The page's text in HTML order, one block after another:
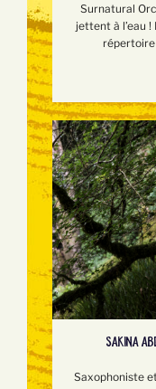
Surnatural
jettent à l’eau
SAKINA
Saxophoniste